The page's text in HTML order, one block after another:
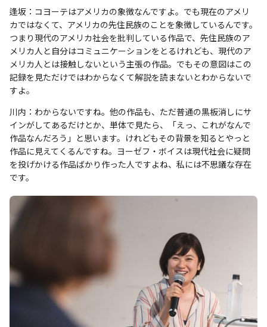
逢坂：コヨーテはアメリカの象徴なんですよ。でも現在のアメリ
カではなくて、アメリカの先住民族のことを象徴しているんです。
つまり現代のアメリカ社会を批判している作品で、先住民族のア
メリカ人と自分はコミュニケーションをとるけれども、現代のア
メリカ人とは接触しないという主張の作品。でもその意図はこの
記録を見ただけではわからなくて解説を読まないとわからないで
すよ。
川内：わからないですね。他の作品も、ただ普通の黒板消しにサ
インがしてあるだけとか、単体で見たら、「えっ、これがなんで
作品なんだろう」と思います。けれどもその背景を知るとやっと
作品に見えてくるんですね。ヨーゼフ・ボイスは現代社会に疑問
を投げかける作品ばかり作った人ですよね、私には不思議な存在
です。